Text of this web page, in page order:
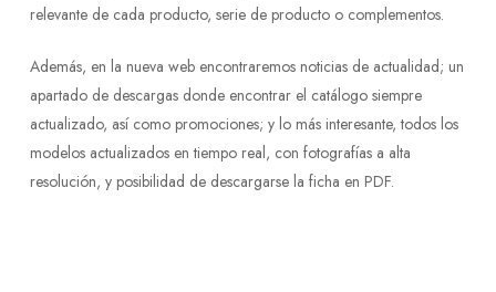
relevante de cada producto, serie de producto o complementos.
Además, en la nueva web encontraremos noticias de actualidad; un
apartado de descargas donde encontrar el catálogo siempre
actualizado, así como promociones; y lo más interesante, todos los
modelos actualizados en tiempo real, con fotografías a alta
resolución, y posibilidad de descargarse la ficha en PDF.